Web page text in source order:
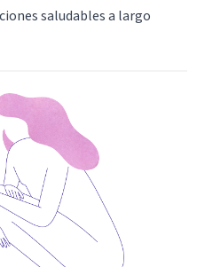
saludables a largo